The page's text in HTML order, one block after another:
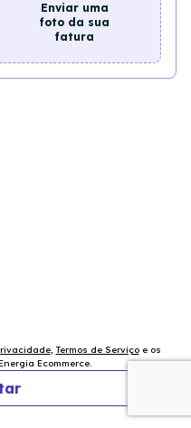
Enviar uma
foto da sua
fatura
, Termos de Serviço e os
Ecommerce.